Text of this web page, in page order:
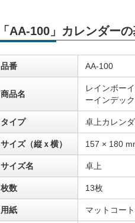
「AA-100」カレンダー
品番 AA-100
商品名
レインボー
ーインデッ
タイプ 卓上カレン
サイズ（縦ｘ横） 157 × 180
サイズ名 卓上
枚数 13枚
用紙 マットコー